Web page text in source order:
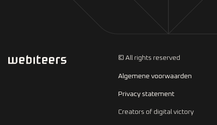
© All rights reserved
Algemene voorwaarden
Privacy statement
Creators of digital victory